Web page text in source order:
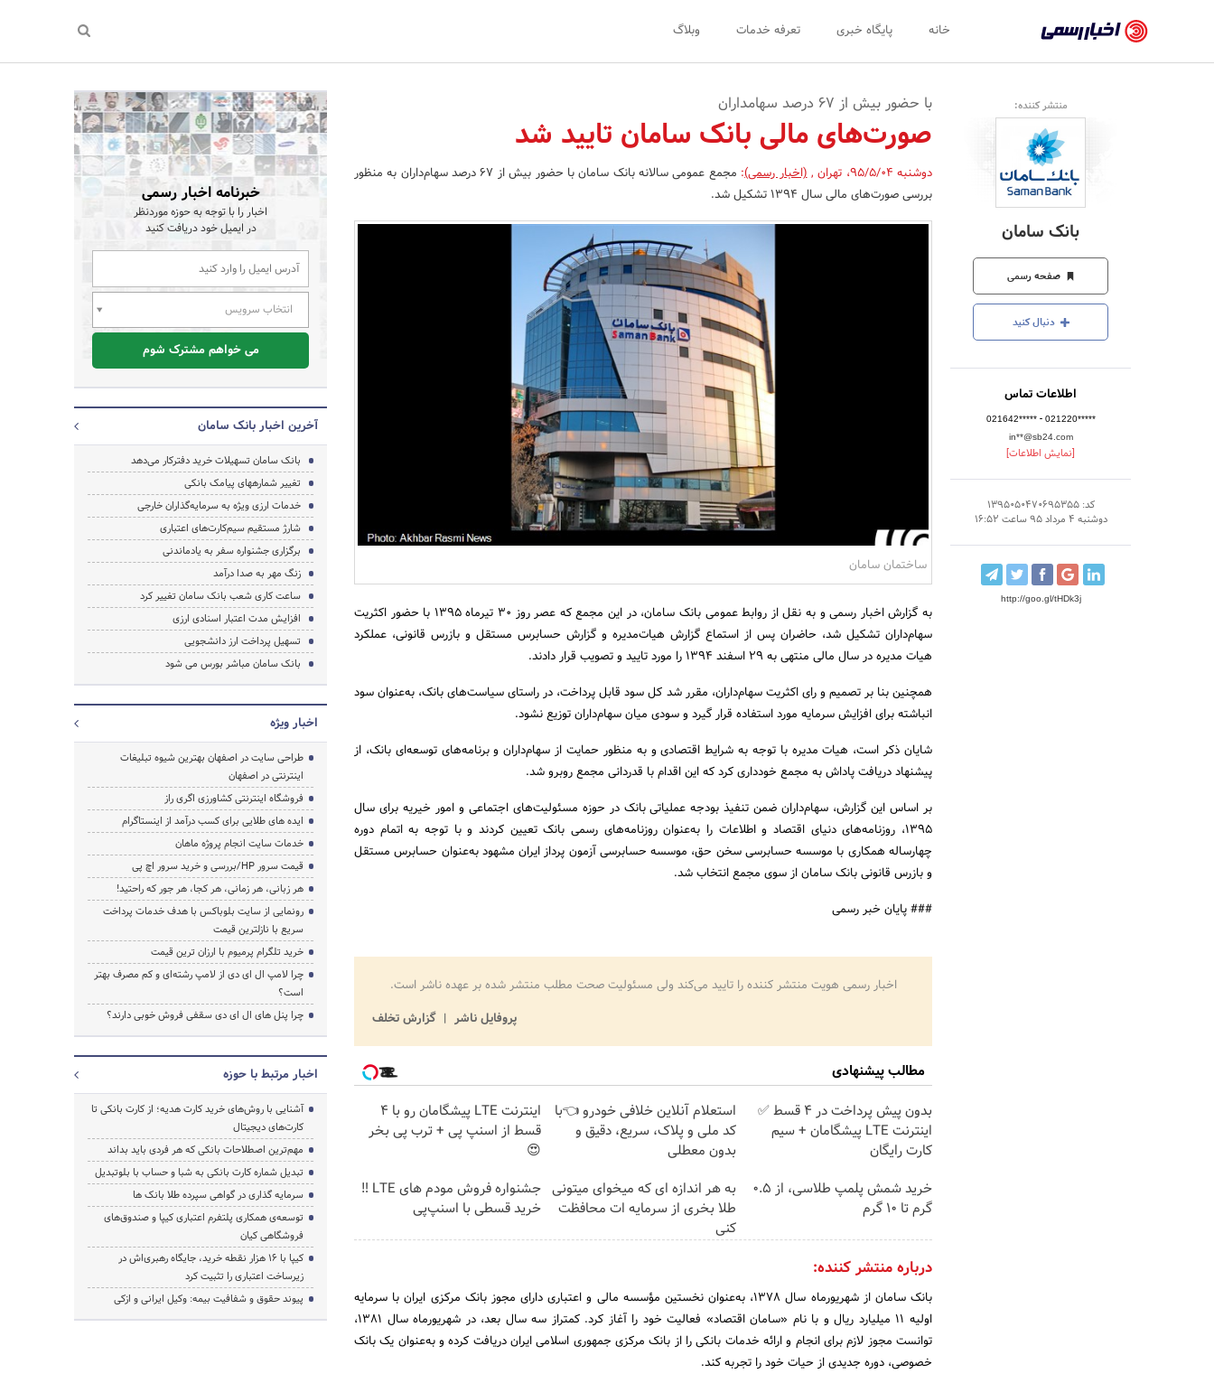
رسمی
-
اخبار
تایید
شده
شرکت‌ها،
سازمان‌ها
و
روابط
عمومی‌ها
خانه پایگاه خبری تعرفه خدمات وبلاگ
منتشر کننده:
بانک سامان
صفحه رسمی
دنبال کنید
اطلاعات تماس
021642***** - 021220*****
in**@sb24.com
[نمایش اطلاعات]
کد: 1395050470695355
دوشنبه 4 مرداد 95 ساعت 16:52
http://goo.gl/tHDk3j
با حضور بیش از 67 درصد سهامداران
صورت‌های مالی بانک سامان تایید شد
دوشنبه 95/5/04 ، تهران ,(اخبار رسمی):
مجمع عمومی سالانه بانک سامان با حضور بیش از 67 درصد سهام‌داران به منظور
بررسی صورت‌های مالی سال 1394 تشکیل شد.
ساختمان سامان
به گزارش اخبار رسمی و به نقل از روابط عمومی بانک سامان، در این مجمع که عصر روز 30 تیرماه 1395 با حضور اکثریت
سهام‌داران تشکیل شد، حاضران پس از استماع گزارش هیات‌مدیره و گزارش حسابرس مستقل و بازرس قانونی، عملکرد
هیات مدیره در سال مالی منتهی به 29 اسفند 1394 را مورد تایید و تصویب قرار دادند.
همچنین بنا بر تصمیم و رای اکثریت سهام‌داران، مقرر شد کل سود قابل پرداخت، در راستای سیاست‌های بانک، به‌عنوان سود
انباشته برای افزایش سرمایه مورد استفاده قرار گیرد و سودی میان سهام‌داران توزیع نشود.
شایان ذکر است، هیات مدیره با توجه به شرایط اقتصادی و به منظور حمایت از سهام‌داران و برنامه‌های توسعه‌ای بانک، از
پیشنهاد دریافت پاداش به مجمع خودداری کرد که این اقدام با قدردانی مجمع روبرو شد.
بر اساس این گزارش، سهام‌داران ضمن تنفیذ بودجه عملیاتی بانک در حوزه مسئولیت‌های اجتماعی و امور خیریه برای سال
1395، روزنامه‌های دنیای اقتصاد و اطلاعات را به‌عنوان روزنامه‌های رسمی بانک تعیین کردند و با توجه به اتمام دوره
چهارساله همکاری با موسسه حسابرسی سخن حق، موسسه حسابرسی آزمون پرداز ایران مشهود به‌عنوان حسابرس مستقل
و بازرس قانونی بانک سامان از سوی مجمع انتخاب شد.
### پایان خبر رسمی
اخبار رسمی هویت منتشر کننده را تایید می‌کند ولی مسئولیت صحت مطلب منتشر شده بر عهده ناشر است.
پروفایل ناشر
گزارش تخلف
مطالب پیشنهادی
بدون پیش پرداخت در 4 قسط ✅
اینترنت LTE پیشگامان + سیم
کارت رایگان
استعلام آنلاین خلافی خودرو 👈با
کد ملی و پلاک، سریع، دقیق و
بدون معطلی
اینترنت LTE پیشگامان رو با 4
قسط از اسنپ پی + ترب پی بخر
😍
خرید شمش پلمپ طلاسی، از ۰.۵
گرم تا ۱۰ گرم
به هر اندازه ای که میخوای میتونی
طلا بخری از سرمایه ات محافظت
کنی
جشنواره فروش مودم های LTE ‼️
خرید قسطی با اسنپ‌پی
درباره منتشر کننده:
بانک سامان از شهریورماه سال 1378، به‌عنوان نخستین مؤسسه مالی و اعتباری دارای مجوز بانک مرکزی ایران با سرمایه
اولیه 11 میلیارد ریال و با نام «سامان اقتصاد» فعالیت خود را آغاز کرد. کمتراز سه سال بعد، در شهریورماه سال 1381،
توانست مجوز لازم برای انجام و ارائه خدمات بانکی را از بانک مرکزی جمهوری اسلامی ایران دریافت کرده و به‌عنوان یک بانک
خصوصی، دوره جدیدی از حیات خود را تجربه کند.
خبرنامه اخبار رسمی
اخبار را با توجه به حوزه موردنظر
در ایمیل خود دریافت کنید
انتخاب سرویس
می خواهم مشترک شوم
آخرین اخبار بانک سامان
بانک سامان تسهیلات خرید دفترکار می‌دهد
تغییر شماره‎های پیامک‌ بانکی
خدمات ارزی ویژه به سرمایه‌گذاران خارجی
شارژ مستقیم سیم‌کارت‌های اعتباری
برگزاری جشنواره سفر به یادماندنی
زنگ مهر به صدا درآمد
ساعت کاری شعب بانک سامان تغییر کرد
افزایش مدت اعتبار اسنادی ارزی
تسهیل پرداخت ارز دانشجویی
بانک سامان مباشر بورس می شود
اخبار ویژه
طراحی سایت در اصفهان بهترین شیوه تبلیغات
اینترنتی در اصفهان
فروشگاه اینترنتی کشاورزی اگری راز
ایده های طلایی برای کسب درآمد از اینستاگرام
خدمات سایت انجام پروژه ماهان
قیمت سرور HP/بررسی و خرید سرور اچ پی
هر زبانی، هر زمانی، هر کجا، هر جور که راحتید!
رونمایی از سایت بلوباکس با هدف خدمات پرداخت
سریع با نازلترین قیمت
خرید تلگرام پرمیوم با ارزان ترین قیمت
چرا لامپ ال ای دی از لامپ رشته‌ای و کم مصرف بهتر
است؟
چرا پنل های ال ای دی سقفی فروش خوبی دارند؟
اخبار مرتبط با حوزه
آشنایی با روش‌های خرید کارت هدیه؛ از کارت بانکی تا
کارت‌های دیجیتال
مهم‌ترین اصطلاحات بانکی که هر فردی باید بداند
تبدیل شماره کارت بانکی به شبا و حساب با بلوتبدیل
سرمایه گذاری در گواهی سپرده طلا بانک ها
توسعه‌ی همکاری‌ پلتفرم اعتباری کیپا و صندوق‌های
فروشگاهی کیان
کیپا با ۱۶ هزار نقطه خرید، جایگاه رهبری‌اش در
زیرساخت اعتباری را تثبیت کرد
پیوند حقوق و شفافیت بیمه: وکیل ایرانی و ازکی